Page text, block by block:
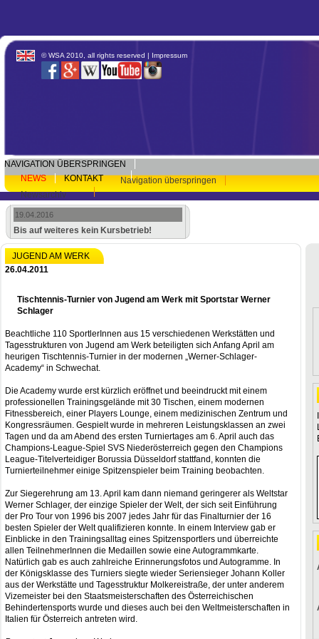
© WSA 2010, all rights reserved | Impressum
NAVIGATION ÜBERSPRINGEN
NEWS
KONTAKT
Navigation überspringen
Newsarchiv
19.04.2016
Bis auf weiteres kein Kursbetrieb!
JUGEND AM WERK
26.04.2011
Tischtennis-Turnier von Jugend am Werk mit Sportstar Werner
Schlager
Beachtliche 110 SportlerInnen aus 15 verschiedenen Werkstätten und
Tagesstrukturen von Jugend am Werk beteiligten sich Anfang April am
heurigen Tischtennis-Turnier in der modernen „Werner-Schlager-
Academy“ in Schwechat.
Die Academy wurde erst kürzlich eröffnet und beeindruckt mit einem
professionellen Trainingsgelände mit 30 Tischen, einem modernen
Fitnessbereich, einer Players Lounge, einem medizinischen Zentrum und
Kongressräumen. Gespielt wurde in mehreren Leistungsklassen an zwei
Tagen und da am Abend des ersten Turniertages am 6. April auch das
Champions-League-Spiel SVS Niederösterreich gegen den Champions
League-Titelverteidiger Borussia Düsseldorf stattfand, konnten die
Turnierteilnehmer einige Spitzenspieler beim Training beobachten.
Zur Siegerehrung am 13. April kam dann niemand geringerer als Weltstar
Werner Schlager, der einzige Spieler der Welt, der sich seit Einführung
der Pro Tour von 1996 bis 2007 jedes Jahr für das Finalturnier der 16
besten Spieler der Welt qualifizieren konnte. In einem Interview gab er
Einblicke in den Trainingsalltag eines Spitzensportlers und überreichte
allen TeilnehmerInnen die Medaillen sowie eine Autogrammkarte.
Natürlich gab es auch zahlreiche Erinnerungsfotos und Autogramme. In
der Königsklasse des Turniers siegte wieder Seriensieger Johann Koller
aus der Werkstätte und Tagesstruktur Molkereistraße, der unter anderem
Vizemeister bei den Staatsmeisterschaften des Österreichischen
Behindertensports wurde und dieses auch bei den Weltmeisterschaften in
Italien für Österreich antreten wird.